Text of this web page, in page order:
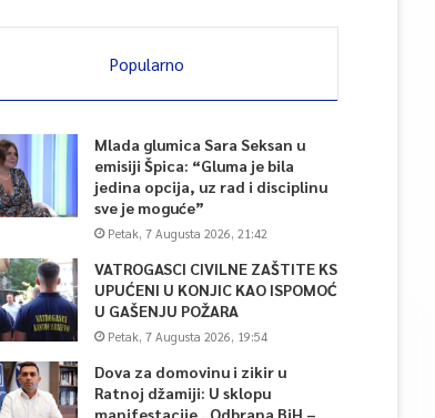
Popularno
Mlada glumica Sara Seksan u
emisiji Špica: “Gluma je bila
jedina opcija, uz rad i disciplinu
sve je moguće”
Petak, 7 Augusta 2026, 21:42
VATROGASCI CIVILNE ZAŠTITE KS
UPUĆENI U KONJIC KAO ISPOMOĆ
U GAŠENJU POŽARA
Petak, 7 Augusta 2026, 19:54
Dova za domovinu i zikir u
Ratnoj džamiji: U sklopu
manifestacije „Odbrana BiH –